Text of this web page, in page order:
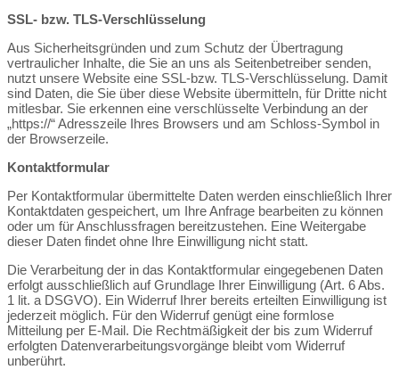
SSL- bzw. TLS-Verschlüsselung
Aus Sicherheitsgründen und zum Schutz der Übertragung
vertraulicher Inhalte, die Sie an uns als Seitenbetreiber senden,
nutzt unsere Website eine SSL-bzw. TLS-Verschlüsselung. Damit
sind Daten, die Sie über diese Website übermitteln, für Dritte nicht
mitlesbar. Sie erkennen eine verschlüsselte Verbindung an der
„https://“ Adresszeile Ihres Browsers und am Schloss-Symbol in
der Browserzeile.
Kontaktformular
Per Kontaktformular übermittelte Daten werden einschließlich Ihrer
Kontaktdaten gespeichert, um Ihre Anfrage bearbeiten zu können
oder um für Anschlussfragen bereitzustehen. Eine Weitergabe
dieser Daten findet ohne Ihre Einwilligung nicht statt.
Die Verarbeitung der in das Kontaktformular eingegebenen Daten
erfolgt ausschließlich auf Grundlage Ihrer Einwilligung (Art. 6 Abs.
1 lit. a DSGVO). Ein Widerruf Ihrer bereits erteilten Einwilligung ist
jederzeit möglich. Für den Widerruf genügt eine formlose
Mitteilung per E-Mail. Die Rechtmäßigkeit der bis zum Widerruf
erfolgten Datenverarbeitungsvorgänge bleibt vom Widerruf
unberührt.